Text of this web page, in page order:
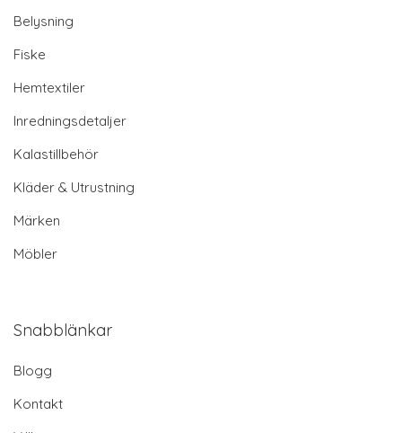
Belysning
Fiske
Hemtextiler
Inredningsdetaljer
Kalastillbehör
Kläder & Utrustning
Märken
Möbler
Snabblänkar
Blogg
Kontakt